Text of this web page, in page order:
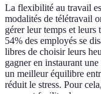
La flexibilité au travail
modalités de télétravail
gérer leur temps et leurs
54% des employés se
libres de choisir leurs
gagner en instaurant
un meilleur équilibre
réduit le stress. Pour